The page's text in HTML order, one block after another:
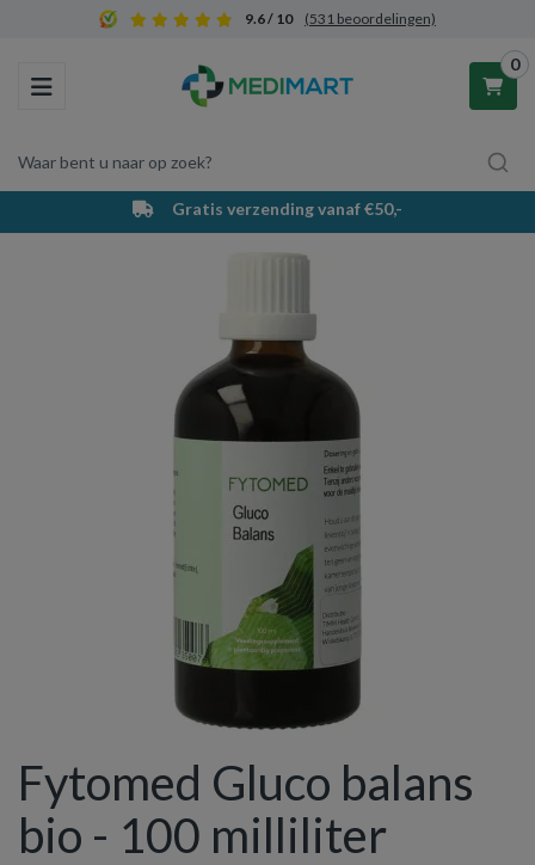
9.6 / 10 (531 beoordelingen)
Toggle navigation
Waar bent u naar op zoek?
0
Winkelwagen
Uw winkelwagen is leeg.
Vul hem met producten.
Gratis verzending vanaf €50,-
Fytomed Gluco balans
bio - 100 milliliter